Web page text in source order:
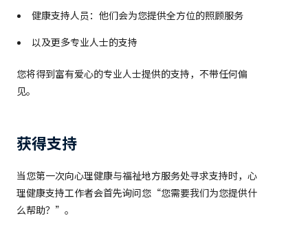
健康支持人员：他们会为您提供全方位的照顾服务
以及更多专业人士的支持
您将得到富有爱心的专业人士提供的支持，不带任何偏
见。
获得支持
当您第一次向心理健康与福祉地方服务处寻求支持时，心
理健康支持工作者会首先询问您“您需要我们为您提供什
么帮助？”。